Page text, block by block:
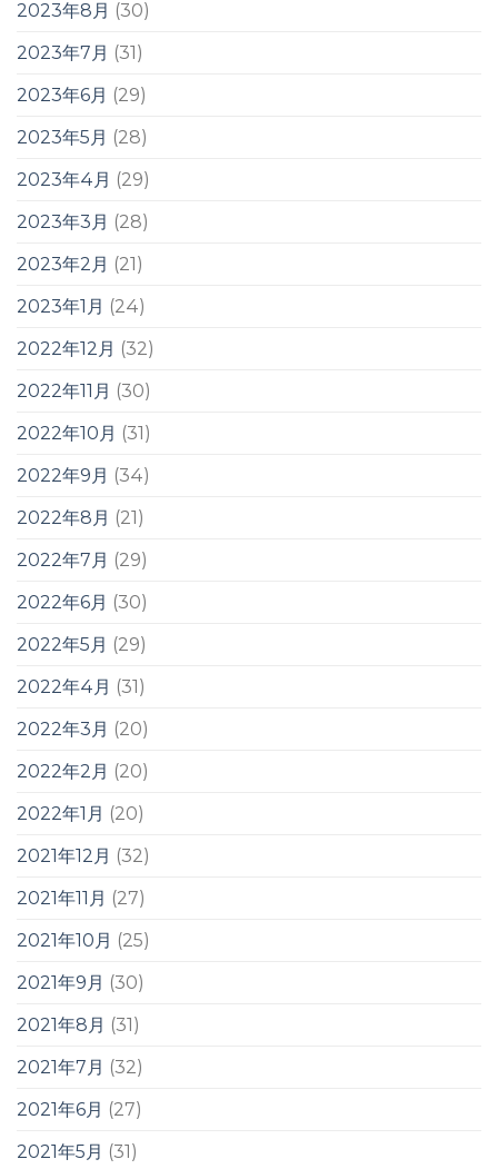
2023年8月 (30)
2023年7月 (31)
2023年6月 (29)
2023年5月 (28)
2023年4月 (29)
2023年3月 (28)
2023年2月 (21)
2023年1月 (24)
2022年12月 (32)
2022年11月 (30)
2022年10月 (31)
2022年9月 (34)
2022年8月 (21)
2022年7月 (29)
2022年6月 (30)
2022年5月 (29)
2022年4月 (31)
2022年3月 (20)
2022年2月 (20)
2022年1月 (20)
2021年12月 (32)
2021年11月 (27)
2021年10月 (25)
2021年9月 (30)
2021年8月 (31)
2021年7月 (32)
2021年6月 (27)
2021年5月 (31)